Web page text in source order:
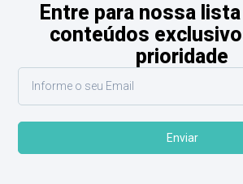
Entre para nossa
conteúdos
prioridade
Enviar